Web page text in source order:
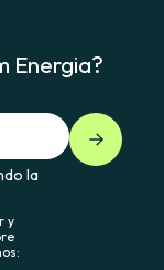
Energia?
la
y